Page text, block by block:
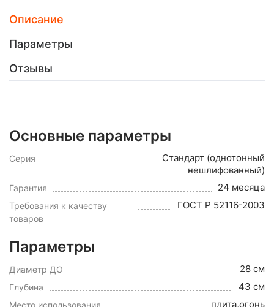
Описание
Параметры
Отзывы
Основные параметры
Серия
Стандарт (однотонный
нешлифованный)
Гарантия 24 месяца
Требования к качеству
товаров
ГОСТ Р 52116-2003
Параметры
Диаметр ДО 28 см
Глубина 43 см
Место использования плита,огонь